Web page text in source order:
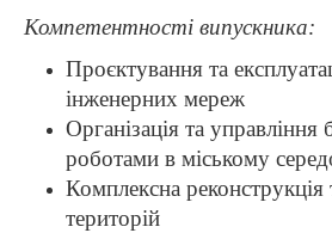
Компетентності випускника:
Проєктування та
інженерних мереж
Організація та управління
роботами в міському
Комплексна реконструкція
територій